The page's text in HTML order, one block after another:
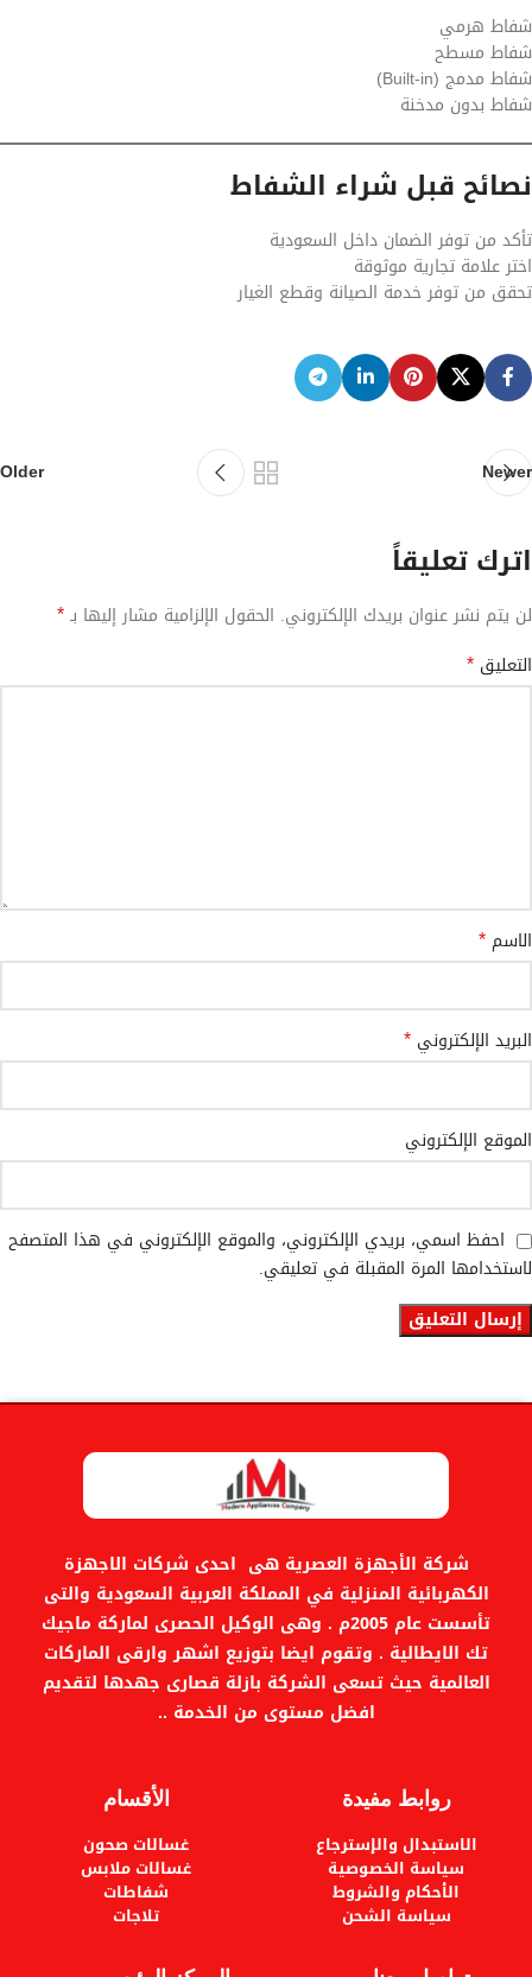
شفاط هرمي
شفاط مسطح
شفاط مدمج (Built-in)
شفاط بدون مدخنة
نصائح قبل شراء الشفاط
تأكد من توفر الضمان داخل السعودية
اختر علامة تجارية موثوقة
تحقق من توفر خدمة الصيانة وقطع الغيار
Newer
Older
اترك تعليقاً
لن يتم نشر عنوان بريدك الإلكتروني. الحقول الإلزامية مشار إليها بـ*
التعليق *
الاسم *
البريد الإلكتروني *
الموقع الإلكتروني
احفظ اسمي، بريدي الإلكتروني، والموقع الإلكتروني في هذا المتصفح
لاستخدامها المرة المقبلة في تعليقي.
شركة الأجهزة العصرية هى احدى شركات الاجهزة
الكهربائية المنزلية في المملكة العربية السعودية والتى
تأسست عام 2005م . وهى الوكيل الحصرى لماركة ماجيك
تك الايطالية . وتقوم ايضا بتوزيع اشهر وارقى الماركات
العالمية حيث تسعى الشركة بازلة قصارى جهدها لتقديم
افضل مستوى من الخدمة ..
روابط مفيدة
الاستبدال والإسترجاع
سياسة الخصوصية
الأحكام والشروط
سياسة الشحن
الأقسام
غسالات صحون
غسالات ملابس
شفاطات
تلاجات